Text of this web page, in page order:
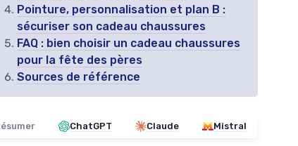
Pointure, personnalisation et plan B :
sécuriser son cadeau chaussures
FAQ : bien choisir un cadeau chaussures
pour la fête des pères
Sources de référence
ChatGPT Claude Mistral